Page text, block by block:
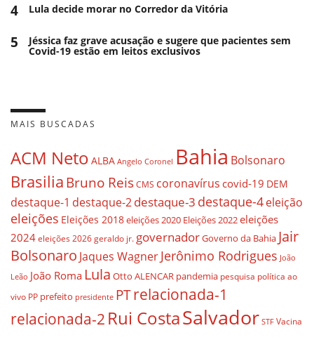
4 Lula decide morar no Corredor da Vitória
5 Jéssica faz grave acusação e sugere que pacientes sem
Covid-19 estão em leitos exclusivos
MAIS BUSCADAS
ACM Neto ALBA Angelo Coronel Bahia Bolsonaro
BrasiliaBruno ReisCMS coronavírus covid-19 DEM
destaque-1 destaque-2destaque-3 destaque-4eleição
eleições Eleições 2018eleições 2020 Eleições 2022eleições
2024 eleições 2026 geraldo jr. governadorGoverno da Bahia Jair
Bolsonaro Jaques WagnerJerônimo Rodrigues João
Leão João Roma Lula Otto ALENCAR pandemia pesquisa política ao
vivo PP prefeito presidente PTrelacionada-1
relacionada-2 Rui CostaSalvador STF Vacina